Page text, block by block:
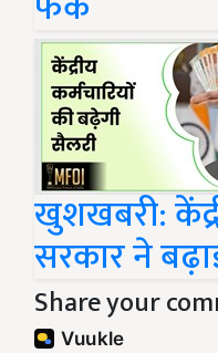
खुशखबरी:
सरकार ने
Share your